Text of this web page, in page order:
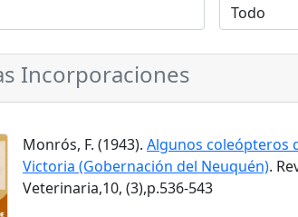
Incorporaciones
Monrós, F. (1943). Algunos coleópteros
Victoria (Gobernación del Neuquén).
Veterinaria,10, (3),p.536-543